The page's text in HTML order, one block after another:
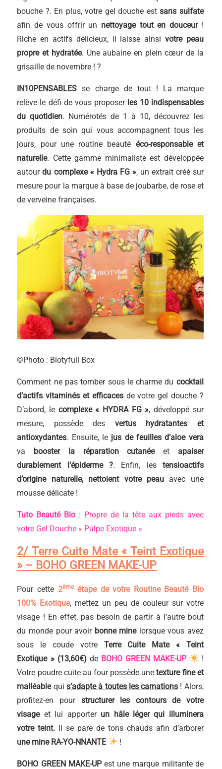
bouche ?. En plus, votre gel douche estsans sulfate
afin de vous offrir un nettoyage tout en douceur !
Riche en actifs délicieux, il laisse ainsi votre peau
propre et hydratée. Une aubaine en plein cœur de la
grisaille de novembre ! ?
IN10PENSABLES se charge de tout ! La marque
relève le défi de vous proposer les 10 indispensables
du quotidien. Numérotés de 1 à 10, découvrez les
produits de soin qui vous accompagnent tous les
jours, pour une routine beauté éco-responsable et
naturelle. Cette gamme minimaliste est développée
autourdu complexe « Hydra FG », un extrait créé sur
mesure pour la marque à base de joubarbe, de rose et
de verveine françaises.
©Photo : Biotyfull Box
Comment ne pas tomber sous le charme du cocktail
d’actifs vitaminés et efficacesde votre gel douche ?
D’abord, le complexe « HYDRA FG », développé sur
mesure, possède des vertus hydratantes et
antioxydantes. Ensuite, le jus de feuilles d’aloe vera
va booster la réparation cutanéeet apaiser
durablement l’épiderme ?. Enfin, les tensioactifs
d’origine naturelle, nettoient votre peau avec une
mousse délicate !
Tuto Beauté Bio : Propre de la tête aux pieds avec
votre Gel Douche « Pulpe Exotique »
2/ Terre Cuite Mate « Teint Exotique
» – BOHO GREEN MAKE-UP
Pour cette 2èmeétape de votre Routine Beauté Bio
100% Exotique, mettez un peu de couleur sur votre
visage ! En effet, pas besoin de partir à l’autre bout
du monde pour avoir bonne minelorsque vous avez
sous le coude votre Terre Cuite Mate « Teint
Exotique » (13,60€) de BOHO GREEN MAKE-UP
!
Votre poudre cuite au four possède unetexture fine et
malléablequis’adapte à toutes les carnations ! Alors,
profitez-en pour structurer les contours de votre
visageet lui apporter un hâle léger qui illuminera
votre teint. Il se pare de tons chauds afin d’arborer
une mine RA-YO-NNANTE
!
BOHO GREEN MAKE-UPest une marque militante de